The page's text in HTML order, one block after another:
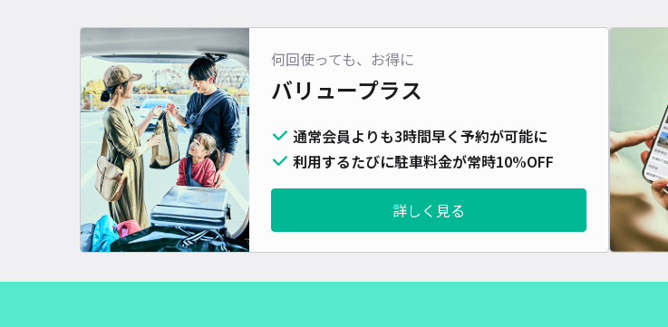
何回使っても、お得に
バリュープラス
通常会員よりも3時間早く予約が可能に
利用するたびに駐車料金が常時10%OFF
詳しく見る